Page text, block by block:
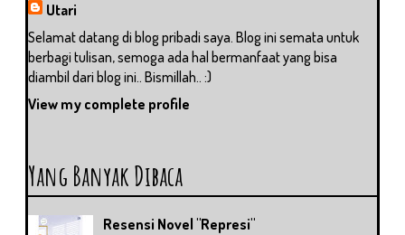
Utari
Selamat datang di blog pribadi saya. Blog ini semata untuk
berbagi tulisan, semoga ada hal bermanfaat yang bisa
diambil dari blog ini.. Bismillah.. :)
View my complete profile
Yang Banyak Dibaca
Resensi Novel "Represi"